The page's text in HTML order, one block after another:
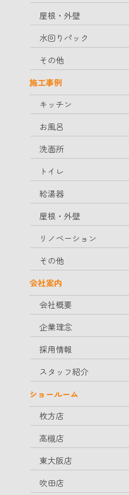
屋根・外壁
水回りパック
その他
施工事例
キッチン
お風呂
洗面所
トイレ
給湯器
屋根・外壁
リノベーション
その他
会社案内
会社概要
企業理念
採用情報
スタッフ紹介
ショールーム
枚方店
高槻店
東大阪店
吹田店